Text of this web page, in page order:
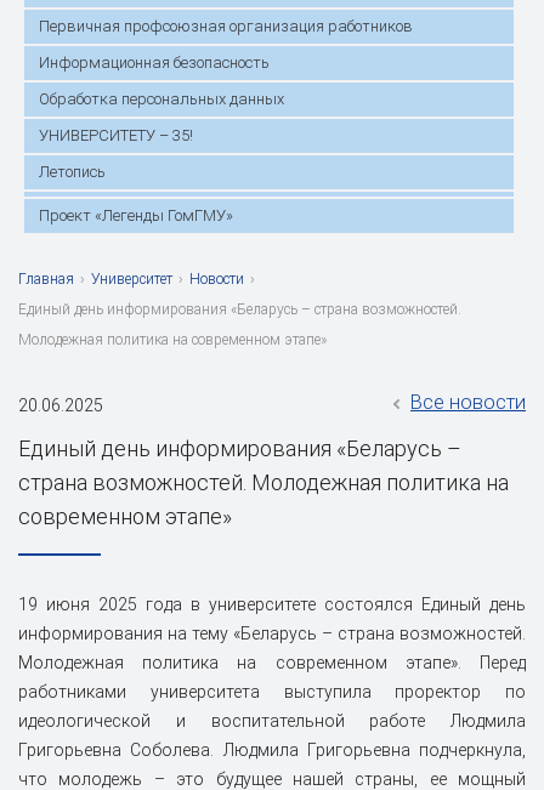
Первичная профсоюзная организация работников
Информационная безопасность
Обработка персональных данных
УНИВЕРСИТЕТУ – 35!
Летопись
Проект «Легенды ГомГМУ»
Главная › Университет › Новости ›
Единый день информирования «Беларусь – страна возможностей.
Молодежная политика на современном этапе»
20.06.2025 Все новости
Единый день информирования «Беларусь –
страна возможностей. Молодежная политика на
современном этапе»
19 июня 2025 года в университете состоялся Единый день
информирования на тему «Беларусь – страна возможностей.
Молодежная политика на современном этапе». Перед
работниками университета выступила проректор по
идеологической и воспитательной работе Людмила
Григорьевна Соболева. Людмила Григорьевна подчеркнула,
что молодежь – это будущее нашей страны, ее мощный